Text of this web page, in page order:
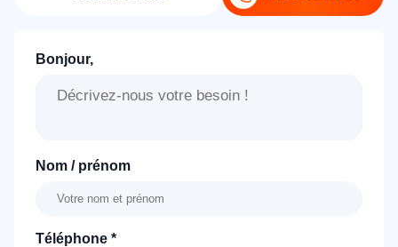
Bonjour,
Nom / prénom
Téléphone *